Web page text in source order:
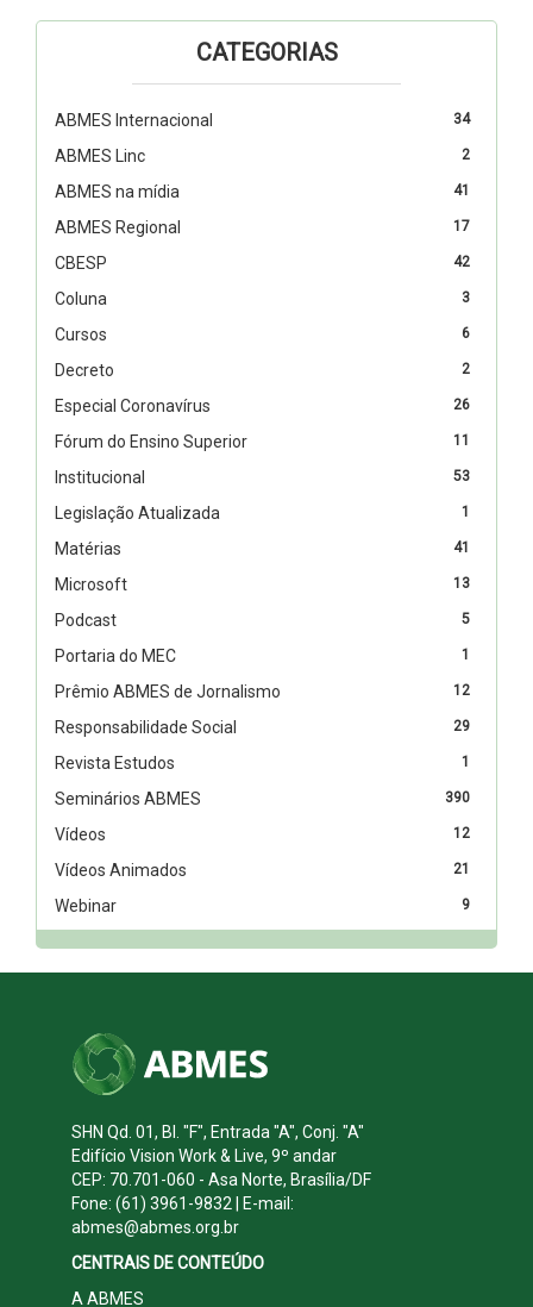
CATEGORIAS
34
ABMES Internacional
2
ABMES Linc
41
ABMES na mídia
17
ABMES Regional
42
CBESP
3
Coluna
6
Cursos
2
Decreto
26
Especial Coronavírus
11
Fórum do Ensino Superior
53
Institucional
1
Legislação Atualizada
41
Matérias
13
Microsoft
5
Podcast
1
Portaria do MEC
12
Prêmio ABMES de Jornalismo
29
Responsabilidade Social
1
Revista Estudos
390
Seminários ABMES
12
Vídeos
21
Vídeos Animados
9
Webinar
SHN Qd. 01, Bl. "F", Entrada "A", Conj. "A"
Edifício Vision Work & Live, 9º andar
CEP: 70.701-060 - Asa Norte, Brasília/DF
Fone: (61) 3961-9832 | E-mail:
abmes@abmes.org.br
CENTRAIS DE CONTEÚDO
A ABMES